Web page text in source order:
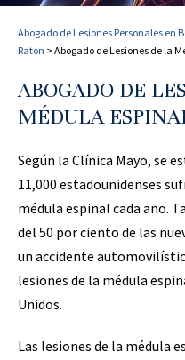
Abogado de Lesiones Personales en
Raton > Abogado de Lesiones de la
ABOGADO DE
MÉDULA
Según la Clínica Mayo, se
11,000 estadounidenses
médula espinal cada año.
del 50 por ciento de las
un accidente
lesiones de la médula
Unidos.
Las lesiones de la médula